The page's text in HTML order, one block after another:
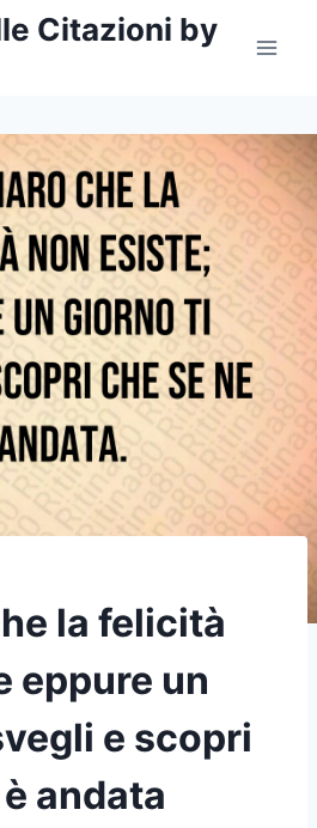
Citazioni by
la felicità
eppure un
e scopri
andata